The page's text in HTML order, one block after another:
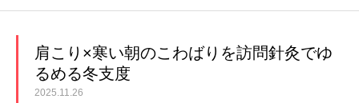
肩こり×寒い朝のこわばりを訪問針灸でゆ
るめる冬支度
2025.11.26